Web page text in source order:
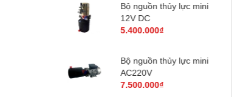
Bơm thủy lực Galtech
- Group 3
Liên hệ